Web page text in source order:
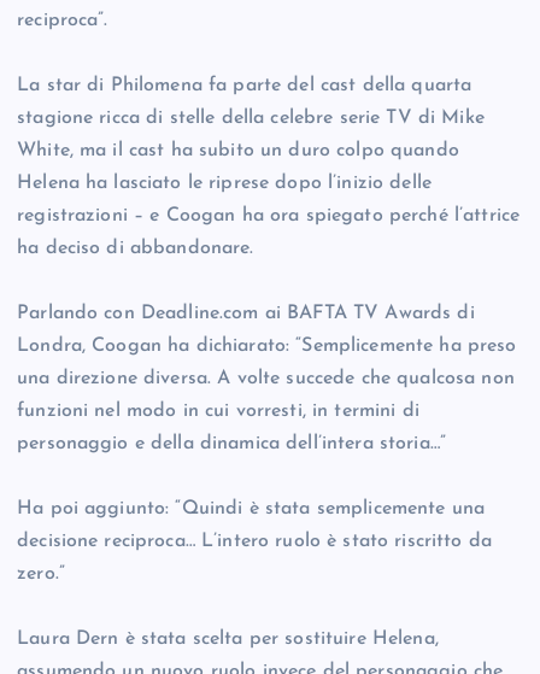
reciproca”.
La star di Philomena fa parte del cast della quarta
stagione ricca di stelle della celebre serie TV di Mike
White, ma il cast ha subito un duro colpo quando
Helena ha lasciato le riprese dopo l’inizio delle
registrazioni – e Coogan ha ora spiegato perché l’attrice
ha deciso di abbandonare.
Parlando con Deadline.com ai BAFTA TV Awards di
Londra, Coogan ha dichiarato: “Semplicemente ha preso
una direzione diversa. A volte succede che qualcosa non
funzioni nel modo in cui vorresti, in termini di
personaggio e della dinamica dell’intera storia…”
Ha poi aggiunto: “Quindi è stata semplicemente una
decisione reciproca… L’intero ruolo è stato riscritto da
zero.”
Laura Dern è stata scelta per sostituire Helena,